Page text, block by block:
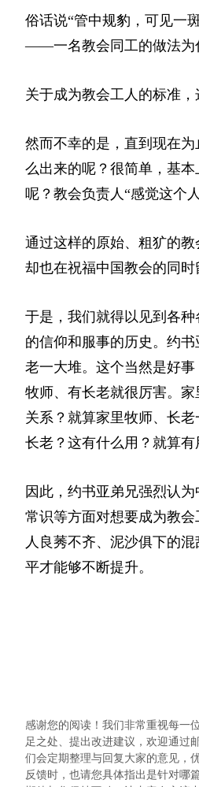
俗话说“管中规豹，可见一
——一名教会同工的做法为
关于成为教会工人的标准，
然而不幸的是，直到现在
么出来的呢？很简单，基
呢？教会负责人“感觉这个
通过这样的原始、粗犷的
却也在祝福中国教会的同
于是，我们就得以见到各
的信仰和服事的历史。约
老一大堆。这个当然是好
牧师、有长老就很厉害。
关系？就算家里牧师、长
长老？这有什么用？就算
因此，约书亚弟兄强烈认
常识等方面对想要成为教
人良莠不齐、泥沙俱下的
平才能够不断提升。
感谢您的阅读！我们非常重视每一
足之处、提出改进建议，欢迎通过
们会定期整理与回复大家的意见，
反馈时，也请您具体指出是针对哪